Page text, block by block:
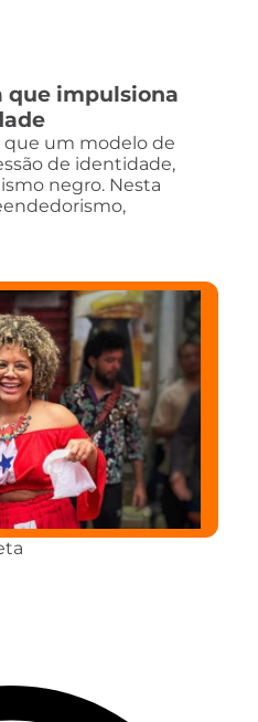
que impulsiona
que um modelo de
de identidade,
negro. Nesta